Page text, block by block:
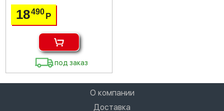
18490Р
под заказ
О компании
Доставка